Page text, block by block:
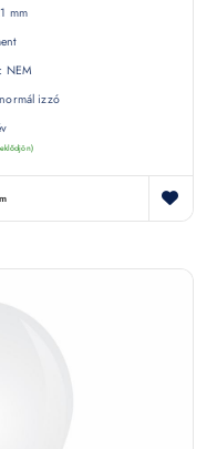
mm
NEM
izzó